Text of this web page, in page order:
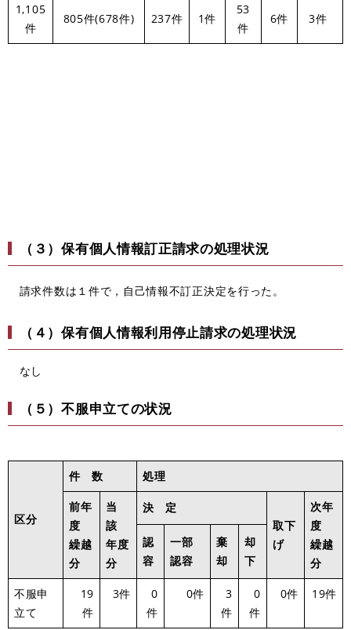
1,105
件
805件(678件) 237件 1件
53
件
6件 3件
（３）保有個人情報訂正請求の処理状況
請求件数は１件で，自己情報不訂正決定を行った。
（４）保有個人情報利用停止請求の処理状況
なし
（５）不服申立ての状況
区分
件 数 処理
前年
度
繰越
分
当
該
年度
分
決 定
取下
げ
次年
度
繰越
分
認
容
一部
認容
棄
却
却
下
不服申
立て
19
件
3件
0
件
0件
3
件
0
件
0件 19件